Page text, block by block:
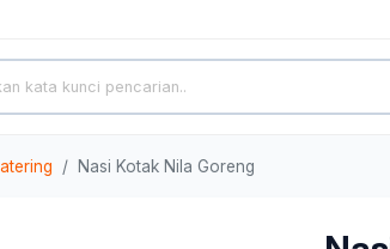
Nasi Kotak Nila Goreng